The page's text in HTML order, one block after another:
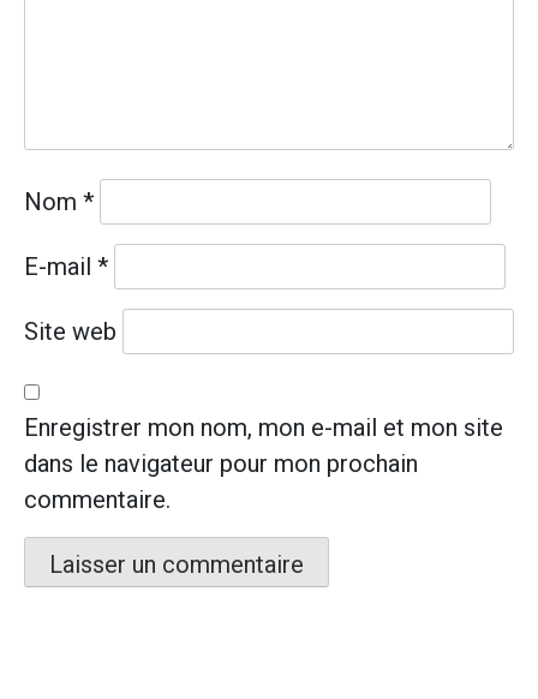
Nom *
E-mail *
Site web
Enregistrer mon nom, mon e-mail et mon site
dans le navigateur pour mon prochain
commentaire.